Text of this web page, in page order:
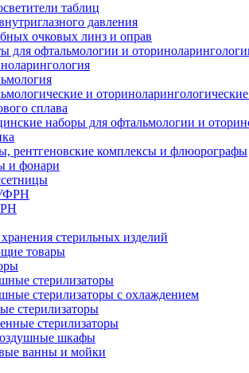
таблиц
давления
очковых линз и оправ
для офтальмологии и
и
сплава
наборы для офтальмологии и
рентгеновские комплексы и флюорографы
и фонари
стерильных изделий
товары
стерилизаторы
стерилизаторы с охлаждением
стерилизаторы
стерилизаторы
шкафы
ванны и мойки